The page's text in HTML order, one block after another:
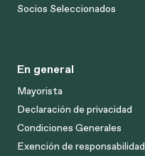
Socios Seleccionados
En general
Mayorista
Declaración de privacidad
Condiciones Generales
Exención de responsabilidad